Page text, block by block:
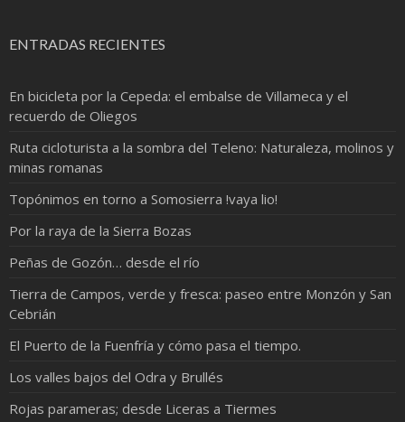
ENTRADAS RECIENTES
En bicicleta por la Cepeda: el embalse de Villameca y el
recuerdo de Oliegos
Ruta cicloturista a la sombra del Teleno: Naturaleza, molinos y
minas romanas
Topónimos en torno a Somosierra !vaya lio!
Por la raya de la Sierra Bozas
Peñas de Gozón… desde el río
Tierra de Campos, verde y fresca: paseo entre Monzón y San
Cebrián
El Puerto de la Fuenfría y cómo pasa el tiempo.
Los valles bajos del Odra y Brullés
Rojas parameras; desde Liceras a Tiermes